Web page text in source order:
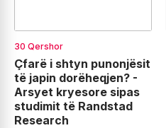
30 Qershor
Çfarë i shtyn punonjësit
të japin dorëheqjen? -
Arsyet kryesore sipas
studimit të Randstad
Research